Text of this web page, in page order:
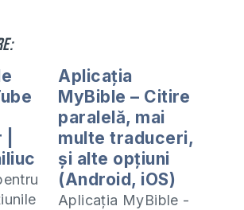
Aplicația
MyBible – Citire
paralelă, mai
multe traduceri,
și alte opțiuni
(Android, iOS)
Aplicația MyBible -